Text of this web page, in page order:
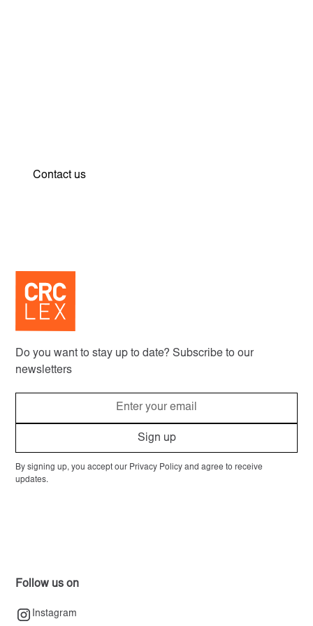
Contact us
Do you want to stay up to date? Subscribe to our
newsletters
By signing up, you accept our Privacy Policy and agree to receive
updates.
Follow us on
Instagram